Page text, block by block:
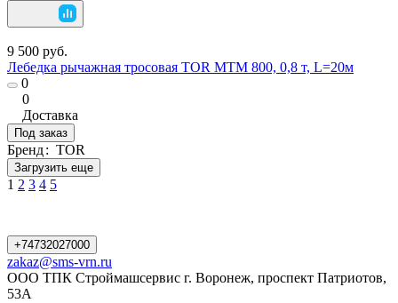
9 500 руб.
Лебедка рычажная тросовая TOR МТМ 800, 0,8 т, L=20м
0
0
Доставка
Под заказ
Бренд: TOR
Загрузить еще
1 2 3 4 5
+74732027000
zakaz@sms-vrn.ru
ООО ТПК Строймашсервис г. Воронеж, проспект Патриотов,
53А